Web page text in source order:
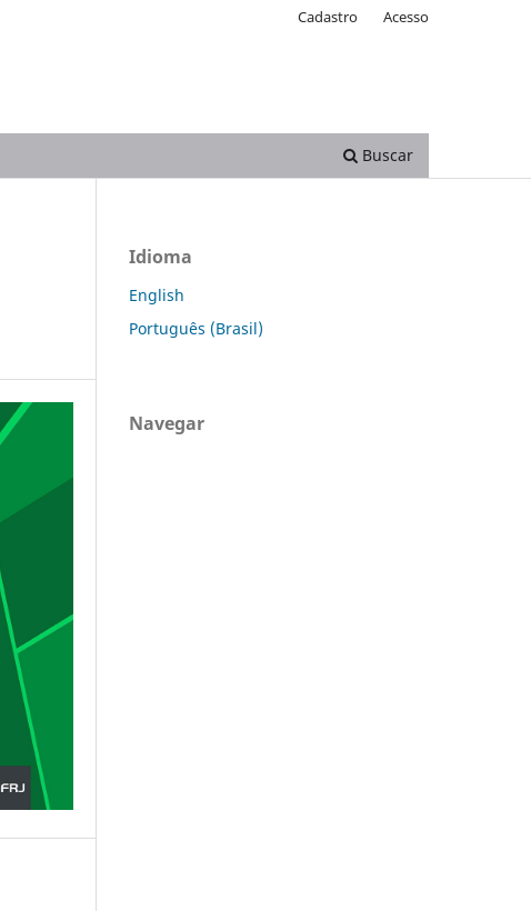
Buscar
Cadastro Acesso
Idioma
English
Português (Brasil)
Navegar